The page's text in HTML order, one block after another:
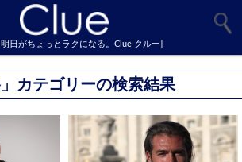
日がちょっとラクになる。Clue[クルー]
」カテゴリーの検索結果